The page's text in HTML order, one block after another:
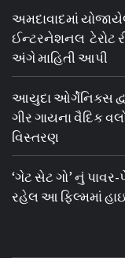
અમદાવાદમાં
ઈન્ટરનેશનલ ટેરોટ
અંગે માહિતી આપી
આયુદા ઓર્ગેનિક્સ
ગીર ગાયના વૈદિક
વિસ્તરણ
‘ગેટ સેટ ગો’ નું
રહેલ આ ફિલ્મમાં